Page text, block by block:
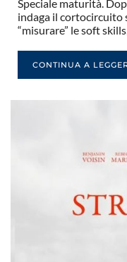
Speciale maturità.
indaga il cortocircuito
“misurare” le soft
CONTINUA A